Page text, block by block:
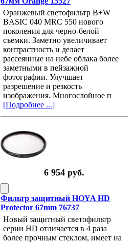
Оранжевый светофильтр B+W
BASIC 040 MRC 550 нового
поколения для черно-белой
съемки. Заметно увеличивает
контрастность и делает
рассеянные на небе облака более
заметными в пейзажной
фотографии. Улучшает
разрешение и резкость
изображения. Многослойное п
[Подробнее ...]
6 954 руб.
Фильтр защитный HOYA HD
Protector 67mm 76737
Новый защитный светофильтр
серии HD отличается в 4 раза
более прочным стеклом, имеет на